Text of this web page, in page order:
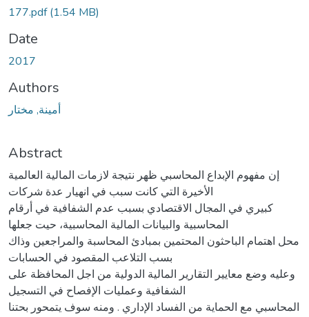
177.pdf(1.54 MB)
Date
2017
Authors
أمينة, مختار
Abstract
إن مفهوم الإبداع المحاسبي ظهر نتيجة لازمات المالية العالمية
الأخيرة التي كانت سبب في انهيار عدة شركات
كبيري في المجال الاقتصادي بسبب عدم الشفافية في أرقام
المحاسبية والبيانات المالية المحاسبية، حيت جعلها
محل اهتمام الباحثون المحتمين بمبادئ المحاسبة والمراجعين وذاك
بسب التلاعب المقصود في الحسابات
وعليه وضع معايير التقارير المالية الدولية من اجل المحافظة على
الشفافية وعمليات الإفصاح في التسجيل
المحاسبي مع الحماية من الفساد الإداري . ومنه سوف يتمحور بحتنا